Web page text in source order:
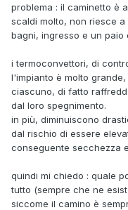
problema : il caminetto è
scaldi molto, non riesce
bagni, ingresso e un paio
i termoconvettori, di
l'impianto è molto
ciascuno, di fatto
dal loro spegnimento.
in più, diminuiscono
dal rischio di essere
conseguente secchezza
quindi mi chiedo : quale
tutto (sempre che ne
siccome il camino è